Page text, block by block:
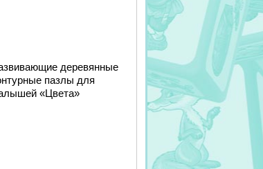
деревянные
пазлы для
«Цвета»